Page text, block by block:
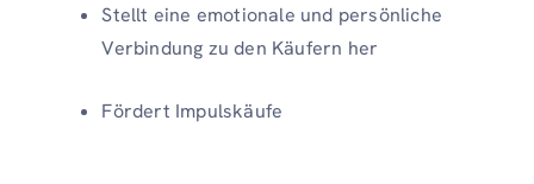
Stellt eine emotionale und persönliche
Verbindung zu den Käufern her
Fördert Impulskäufe